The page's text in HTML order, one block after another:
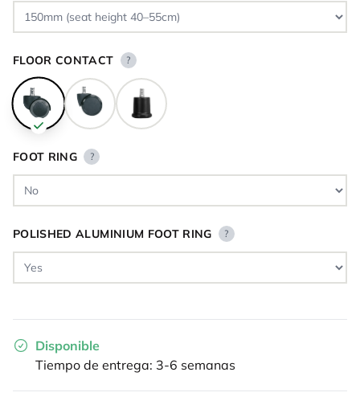
FLOOR CONTACT ?
FOOT RING ?
POLISHED ALUMINIUM FOOT RING ?
Disponible
Tiempo de entrega: 3-6 semanas